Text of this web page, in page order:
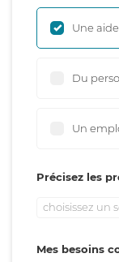
Une
Du
Un
Précisez les
choisissez un
Mes besoins